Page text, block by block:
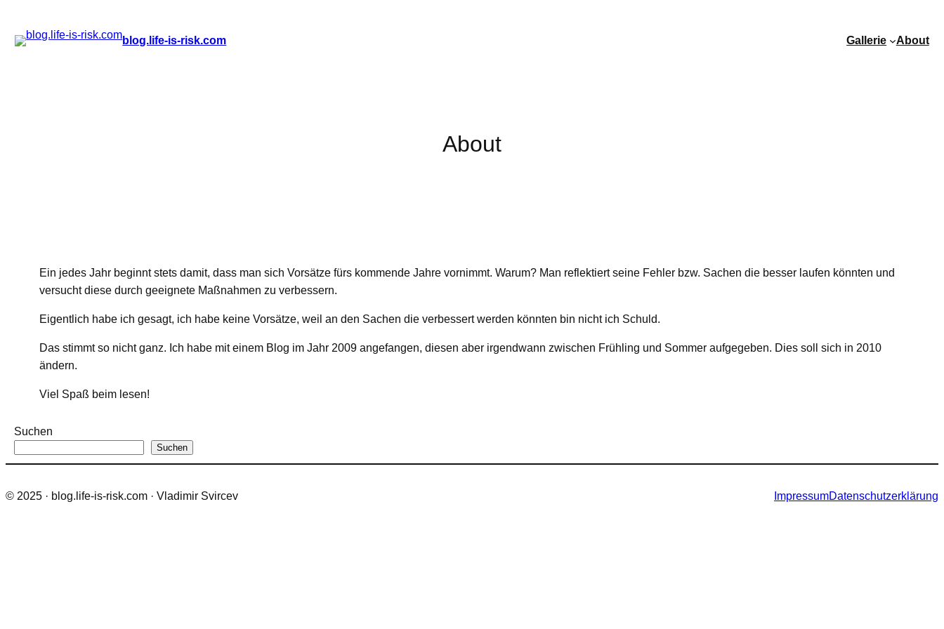
Zum
blog.life-is-risk.com Gallerie About
About
Ein jedes Jahr beginnt stets damit, dass man sich Vorsätze fürs kommende Jahre vornimmt. Warum? Man reflektiert seine Fehler bzw. Sachen die besser laufen könnten und
versucht diese durch geeignete Maßnahmen zu verbessern.
Eigentlich habe ich gesagt, ich habe keine Vorsätze, weil an den Sachen die verbessert werden könnten bin nicht ich Schuld.
Das stimmt so nicht ganz. Ich habe mit einem Blog im Jahr 2009 angefangen, diesen aber irgendwann zwischen Frühling und Sommer aufgegeben. Dies soll sich in 2010
ändern.
Viel Spaß beim lesen!
Suchen
Suchen
© 2025 · blog.life-is-risk.com · Vladimir Svircev ImpressumDatenschutzerklärung